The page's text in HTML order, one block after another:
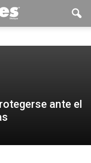
ante el